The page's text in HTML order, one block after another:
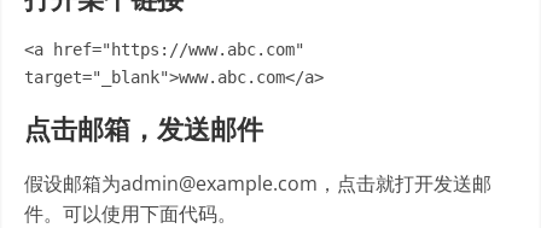
<a href="https://www.abc.com"
target="_blank">www.abc.com</a>
点击邮箱，发送邮件
假设邮箱为admin@example.com，点击就打开发送邮
件。可以使用下面代码。